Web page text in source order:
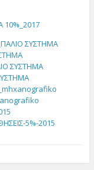
ΣΥΣΤΗΜΑ
ΣΥΣΤΗΜΑ
5%-2015